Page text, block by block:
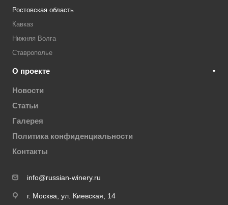
Ростовская область
Кавказ
Нижняя Волга
Ставрополье
О проекте
Новости
Статьи
Галерея
Политика конфиденциальности
Контакты
info@russian-winery.ru
г. Москва, ул. Киевская, 14